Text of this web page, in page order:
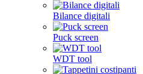
Bilance digitali
Puck screen
WDT tool